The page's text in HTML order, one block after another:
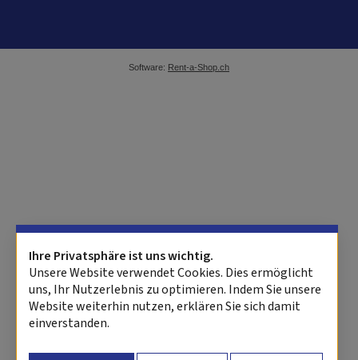
Software: Rent-a-Shop.ch
Ihre Privatsphäre ist uns wichtig.
Unsere Website verwendet Cookies. Dies ermöglicht
uns, Ihr Nutzerlebnis zu optimieren. Indem Sie unsere
Website weiterhin nutzen, erklären Sie sich damit
einverstanden.